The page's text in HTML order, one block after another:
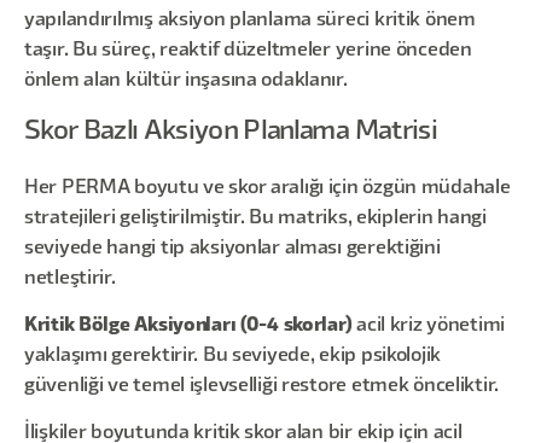
yapılandırılmış aksiyon planlama süreci kritik önem
taşır. Bu süreç, reaktif düzeltmeler yerine önceden
önlem alan kültür inşasına odaklanır.
Skor Bazlı Aksiyon Planlama Matrisi
Her PERMA boyutu ve skor aralığı için özgün müdahale
stratejileri geliştirilmiştir. Bu matriks, ekiplerin hangi
seviyede hangi tip aksiyonlar alması gerektiğini
netleştirir.
Kritik Bölge Aksiyonları (0-4 skorlar) acil kriz yönetimi
yaklaşımı gerektirir. Bu seviyede, ekip psikolojik
güvenliği ve temel işlevselliği restore etmek önceliktir.
İlişkiler boyutunda kritik skor alan bir ekip için acil